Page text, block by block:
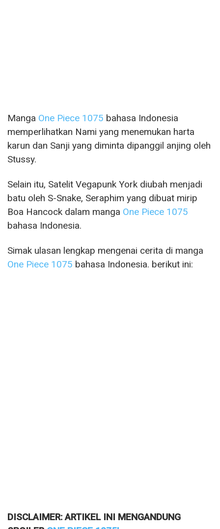
Manga One Piece 1075 bahasa Indonesia
memperlihatkan Nami yang menemukan harta
karun dan Sanji yang diminta dipanggil anjing oleh
Stussy.
Selain itu, Satelit Vegapunk York diubah menjadi
batu oleh S-Snake, Seraphim yang dibuat mirip
Boa Hancock dalam manga One Piece 1075
bahasa Indonesia.
Simak ulasan lengkap mengenai cerita di manga
One Piece 1075 bahasa Indonesia. berikut ini:
DISCLAIMER: ARTIKEL INI MENGANDUNG